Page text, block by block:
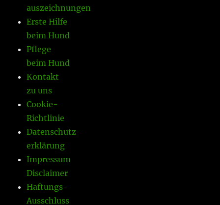
auszeichnungen
Erste Hilfe
beim Hund
Pflege
beim Hund
Kontakt
zu uns
Cookie-
Richtlinie
Datenschutz-
erklärung
Impressum
Disclaimer
Haftungs-
Ausschluss